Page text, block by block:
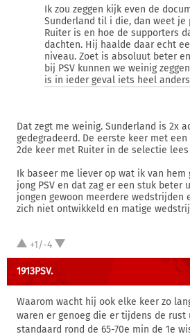
Ik zou zeggen kijk even de
Sunderland til i die, dan weet je
Ruiter is en hoe de supporters
dachten. Hij haalde daar echt
niveau. Zoet is absoluut beter
bij PSV kunnen we weinig
is in ieder geval iets heel anders
Dat zegt me weinig. Sunderland is 2x
gedegradeerd. De eerste keer met
2de keer met Ruiter in de selectie
Ik baseer me liever op wat ik van hem
jong PSV en dat zag er een stuk beter
jongen gewoon meerdere wedstrijden
zich niet ontwikkeld en matige
+1/-4
1913PSV.
Waarom wacht hij ook elke keer zo
waren er genoeg die er tijdens de rust
standaard rond de 65-70e min de 1e